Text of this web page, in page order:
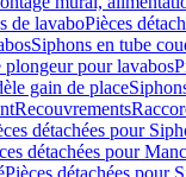
de lavaboPièces
Siphons en tube
plongeur pour lavabos
gain de place
Recouvrements
détachées pour
détachées pour
Pièces détachées pour